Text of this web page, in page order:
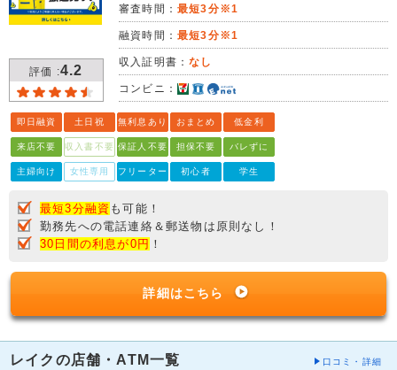
評価 :4.2
審査時間： 最短3分※1
融資時間： 最短3分※1
収入証明書：なし
コンビニ：
即日融資 土日祝 無利息あり おまとめ 低金利
来店不要 収入書不要 保証人不要 担保不要 バレずに
主婦向け 女性専用 フリーター 初心者 学生
最短3分融資 も可能！
勤務先への電話連絡＆郵送物は原則なし！
30日間の利息が0円 ！
詳細はこちら
レイクの店舗・ATM一覧 口コミ・詳細